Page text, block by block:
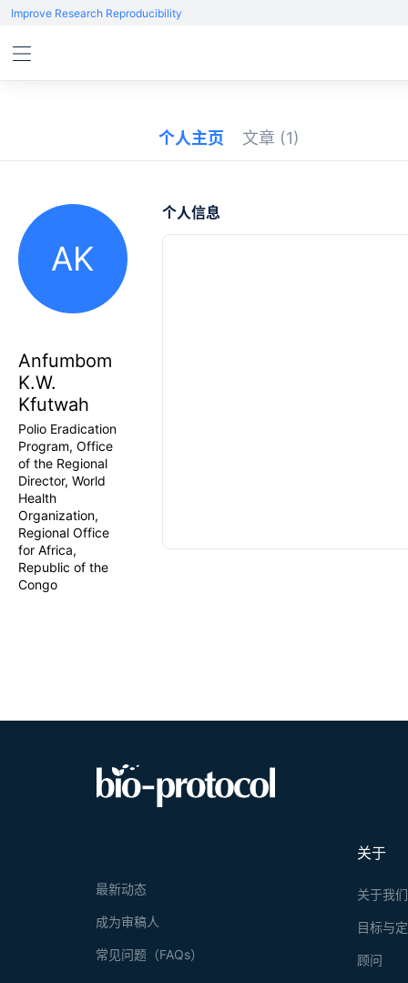
Improve Research Reproducibility
个人主页 文章 (1)
AK
Anfumbom
K.W.
Kfutwah
Polio Eradication
Program, Office
of the Regional
Director, World
Health
Organization,
Regional Office
for Africa,
Republic of the
Congo
个人信息
关于
关于我们
目标与
顾问
最新动态
成为审稿人
常见问题（FAQs）